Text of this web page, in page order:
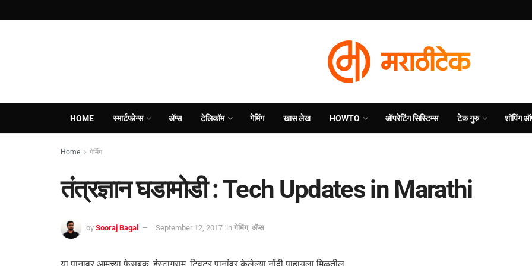
HOME स्मार्टफोन्स ॲप्स टेलिकॉम गेमिंग खास लेख HOWTO ऑपरेटिंग सिस्टिम्स टेक गुरु शॉपिंग
Home गेमिंग
तंत्रज्ञान घडामोडी : Tech Updates in Marathi
by Sooraj Bagal September 12, 2017 in गेमिंग, ॲप्स